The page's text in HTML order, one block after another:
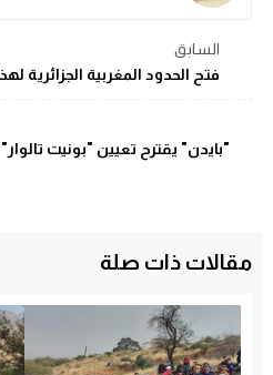
السابق
فتح الحدود المغربية الجزائرية
"بايدن" يقترح تعيين "بونيت
مقالات ذات صلة